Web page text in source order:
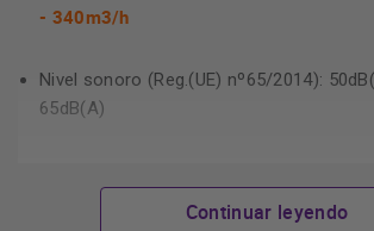
- 340m3/h
Nivel sonoro (Reg.(UE) nº65/2014):
65dB(A)
Continuar leyendo